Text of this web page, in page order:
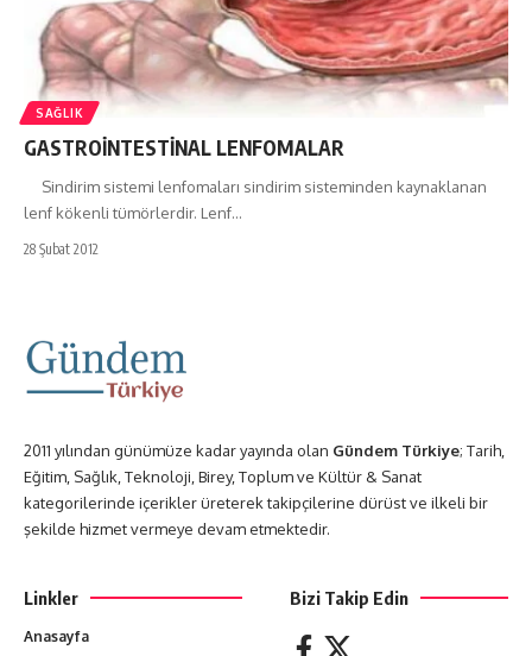
SAĞLIK
GASTROİNTESTİNAL LENFOMALAR
Sindirim sistemi lenfomaları sindirim sisteminden kaynaklanan
lenf kökenli tümörlerdir. Lenf…
28 Şubat 2012
2011 yılından günümüze kadar yayında olan Gündem Türkiye; Tarih,
Eğitim, Sağlık, Teknoloji, Birey, Toplum ve Kültür & Sanat
kategorilerinde içerikler üreterek takipçilerine dürüst ve ilkeli bir
şekilde hizmet vermeye devam etmektedir.
Linkler
Anasayfa
Bizi Takip Edin